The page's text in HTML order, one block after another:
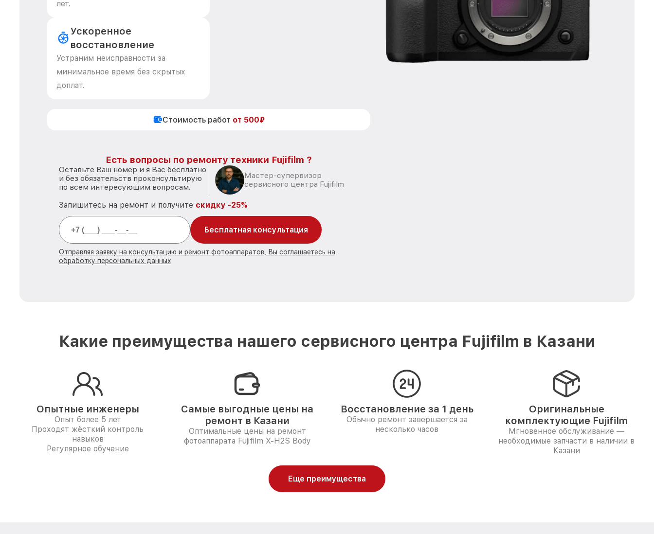
лет.
Ускоренное
восстановление
Устраним неисправности за
минимальное время без скрытых
доплат.
Стоимость работ от 500₽
Есть вопросы по ремонту техники Fujifilm ?
Оставьте Ваш номер и я Вас бесплатно
и без обязательств проконсультирую
по всем интересующим вопросам.
Мастер-супервизор
сервисного центра Fujifilm
Запишитесь на ремонт и получите скидку -25%
Бесплатная консультация
Отправляя заявку на консультацию и ремонт фотоаппаратов, Вы соглашаетесь на
обработку персональных данных
Какие преимущества нашего сервисного центра Fujifilm в Казани
Опытные инженеры
Опыт более 5 лет
Проходят жёсткий контроль
навыков
Регулярное обучение
Самые выгодные цены на
ремонт в Казани
Оптимальные цены на ремонт
фотоаппарата Fujifilm X-H2S Body
Восстановление за 1 день
Обычно ремонт завершается за
несколько часов
Оригинальные
комплектующие Fujifilm
Мгновенное обслуживание —
необходимые запчасти в наличии в
Казани
Еще преимущества